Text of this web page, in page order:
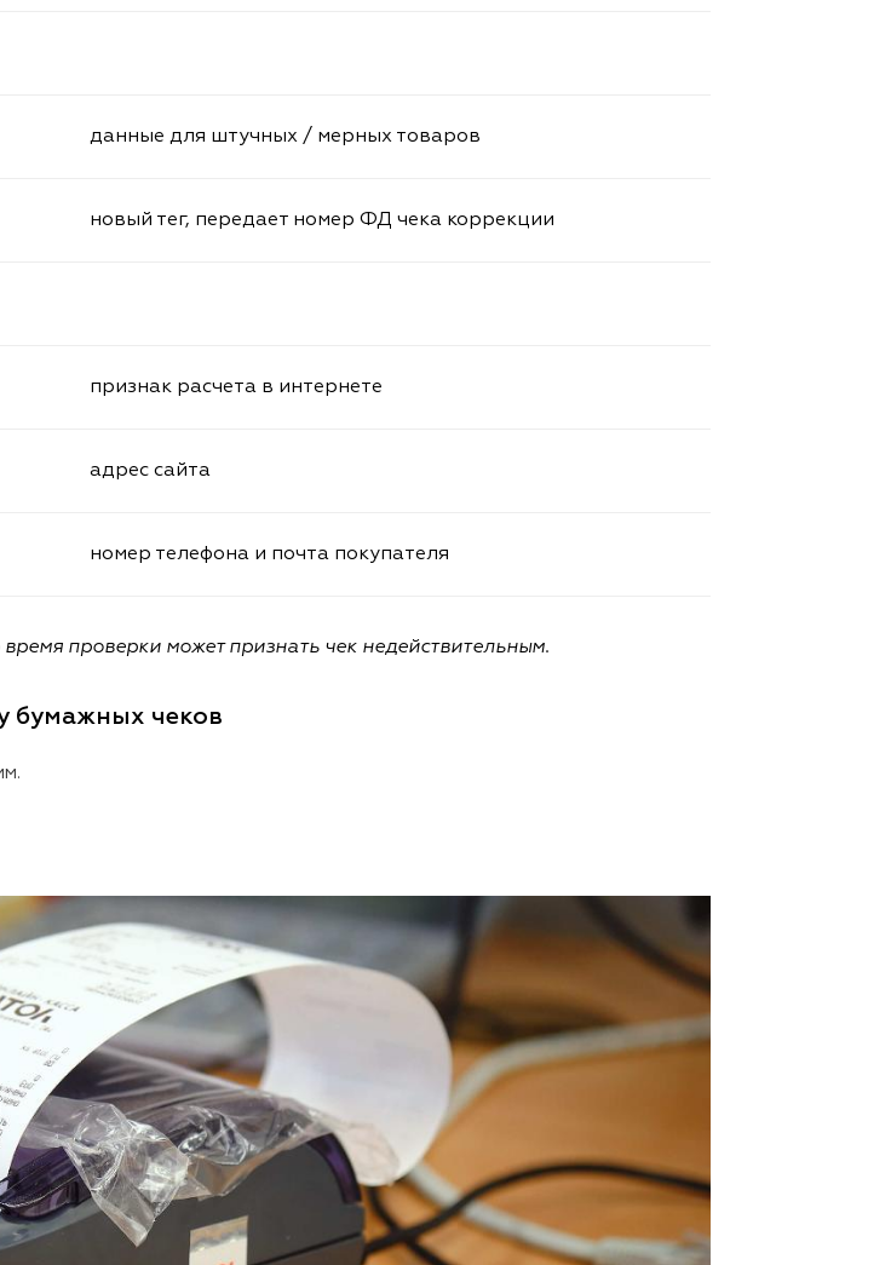
данные для штучных / мерных товаров
новый тег, передает номер ФД чека коррекции
признак расчета в интернете
адрес сайта
номер телефона и почта покупателя
проверки может признать чек недействительным.
бумажных чеков